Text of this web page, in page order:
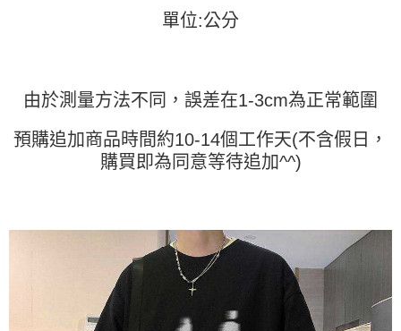
https://aftee.tw/terms/#terms3
「AFTEE先享後付」，若未經同意申辦者引起之損失，本公司不負相關責
任。
４．使用「AFTEE先享後付」時，將依據個別帳號之用戶狀況，依本公司即
恩沛科技股份有限公司將有權停止該用戶之使用額度並採取法律行動。
單位:公分
由於測量方法不同，誤差在1-3cm為正常範圍
預購追加商品時間約10-14個工作天(不含假日，
購買即為同意等待追加^^)